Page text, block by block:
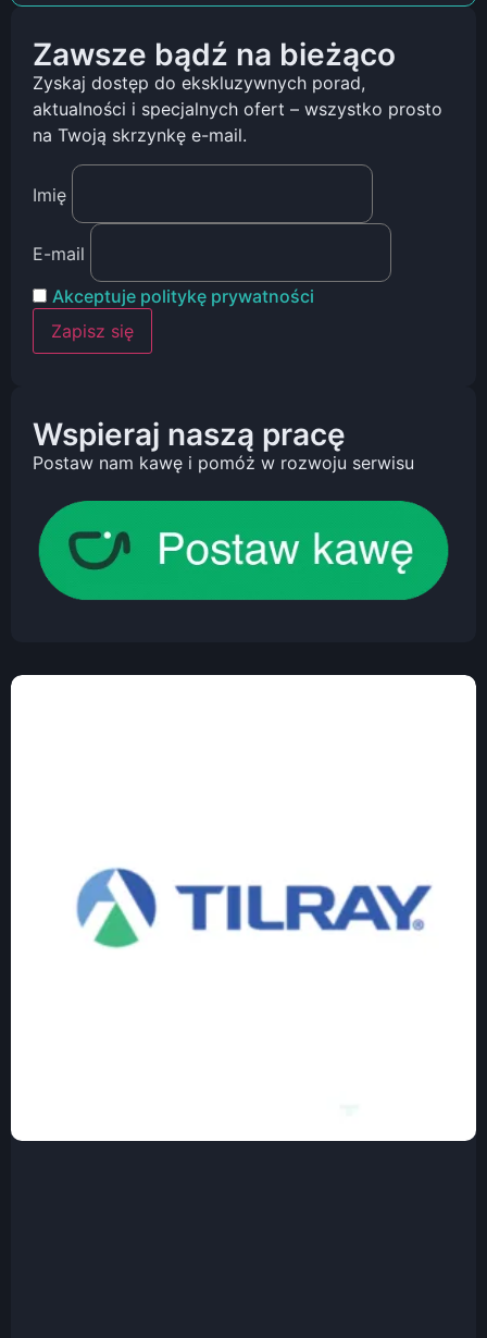
Zawsze bądź na bieżąco
Zyskaj dostęp do ekskluzywnych porad,
aktualności i specjalnych ofert – wszystko prosto
na Twoją skrzynkę e-mail.
Imię
E-mail
Akceptuje politykę prywatności
Wspieraj naszą pracę
Postaw nam kawę i pomóż w rozwoju serwisu